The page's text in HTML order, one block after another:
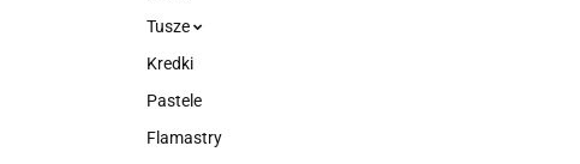
Tusze
Kredki
Pastele
Flamastry